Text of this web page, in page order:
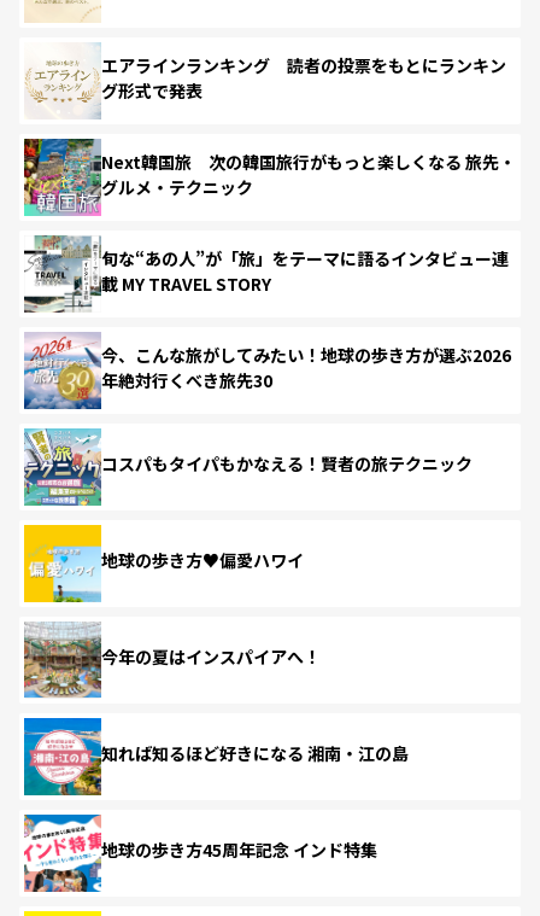
エアラインランキング 読者の投票をもとにランキン
グ形式で発表
Next韓国旅 次の韓国旅行がもっと楽しくなる 旅先・
グルメ・テクニック
旬な“あの人”が「旅」をテーマに語るインタビュー連
載 MY TRAVEL STORY
今、こんな旅がしてみたい！地球の歩き方が選ぶ2026
年絶対行くべき旅先30
コスパもタイパもかなえる！賢者の旅テクニック
地球の歩き方♥偏愛ハワイ
今年の夏はインスパイアへ！
知れば知るほど好きになる 湘南・江の島
地球の歩き方45周年記念 インド特集